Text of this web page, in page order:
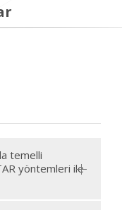
temelli
yöntemleri ile